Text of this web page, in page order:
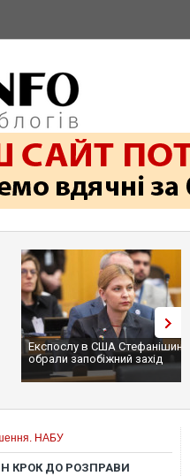
Експослу в США
обрали запобіжний захід
НАБУ
КРОК ДО РОЗПРАВИ